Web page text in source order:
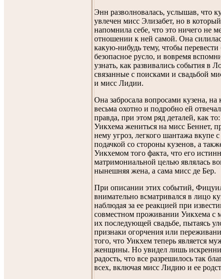
Энн разволновалась, услышав, что
увлечен мисс Элизабет, но в
напомнила себе, что это ничего не
отношении к ней самой. Она
какую-нибудь тему, чтобы перевести
безопасное русло, и вовремя
узнать, как развивались события в
связанные с поисками и свадьбой
и мисс Лидии.
Она забросала вопросами кузена, на
весьма охотно и подробно ей
правда, при этом ряд деталей, как
Уикхема жениться на мисс Беннет,
нему угроз, легкого шантажа вкупе
подачкой со стороны кузенов, а
Уикхемом того факта, что его
матримониальной целью являлась
нынешняя жена, а сама мисс де Бер.
При описании этих событий,
внимательно всматривался в лицо
наблюдая за ее реакцией при
совместном проживании Уикхема с
их последующей свадьбе, пытаясь
признаки огорчения или
того, что Уикхем теперь является
женщины. Но увидел лишь
радость, что все разрешилось так
всех, включая мисс Лидию и ее